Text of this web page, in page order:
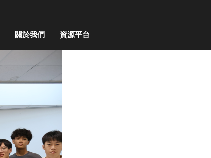
關於我們 資源平台